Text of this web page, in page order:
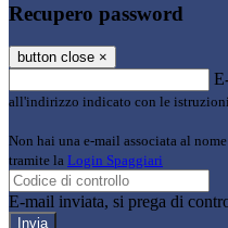
Recupero password
button close ×
all'indirizzo indicato con le istruzioni
Non hai una e-mail associata al
tramite la Login Spaggiari
E-mail inviata, si prega di